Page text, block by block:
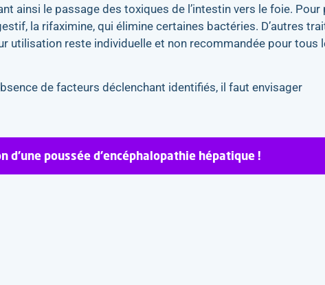
ainsi le passage des toxiques de l’intestin vers le foie. Pour
la rifaximine, qui élimine certaines bactéries. D’autres
utilisation reste individuelle et non recommandée pour tous
de facteurs déclenchant identifiés, il faut envisager
poussée d’encéphalopathie hépatique !